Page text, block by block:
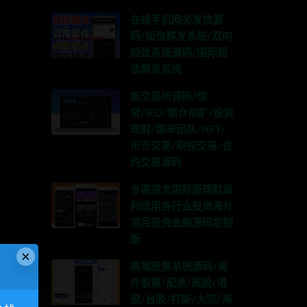
在线手机网关发信源
码/短信群发系统/双向
短信系统源码/国际短
信群发系统
新交易所源码/借
贷/IEO/锁仓挖矿/投资
理财/跟单团队/NFT/
币币交易/期权交易/合
约交易源码
多国语言国际版理财返
利适用各行业投资海外
项目投资金融源码定制
版
高端股票系统源码/海
外股票/配资/美股/港
股/台股/打新/大宗/海
×